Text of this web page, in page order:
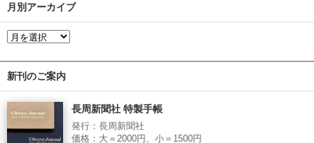
月別アーカイブ
新刊のご案内
長周新聞社 特製手帳
発行：長周新聞社
価格：大＝2000円、小＝1500円